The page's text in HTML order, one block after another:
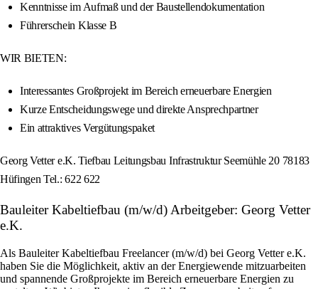
Kenntnisse im Aufmaß und der Baustellendokumentation
Führerschein Klasse B
WIR BIETEN:
Interessantes Großprojekt im Bereich erneuerbare Energien
Kurze Entscheidungswege und direkte Ansprechpartner
Ein attraktives Vergütungspaket
Georg Vetter e.K. Tiefbau Leitungsbau Infrastruktur Seemühle 20 78183
Hüfingen Tel.: 622 622
Bauleiter Kabeltiefbau (m/w/d) Arbeitgeber: Georg Vetter
e.K.
Als Bauleiter Kabeltiefbau Freelancer (m/w/d) bei Georg Vetter e.K.
haben Sie die Möglichkeit, aktiv an der Energiewende mitzuarbeiten
und spannende Großprojekte im Bereich erneuerbare Energien zu